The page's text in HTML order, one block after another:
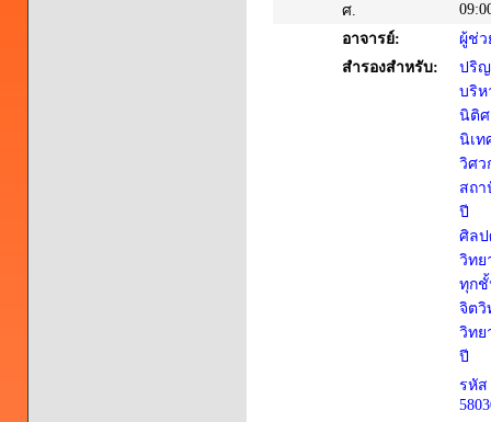
ศ.
อาจารย์:
ผู้ช่
สำรองสำหรับ:
ปริญ
บริห
นิติศ
นิเท
วิศว
สถ
ปี
ศิลป
วิทย
ทุก
จิตวิ
วิทย
ปี
รหัส